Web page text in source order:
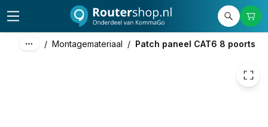
/ Montagemateriaal / Patch paneel CAT6 8 poorts
excl. btw
incl. btw